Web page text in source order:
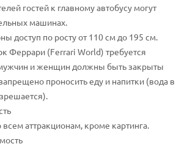
гостей к главному автобусу могут
машинах.
доступ по росту от 110 см до 195 см.
Феррари (Ferrari World) требуется
и женщин должны быть закрыты
проносить еду и напитки (вода в
аттракционам, кроме картинга.